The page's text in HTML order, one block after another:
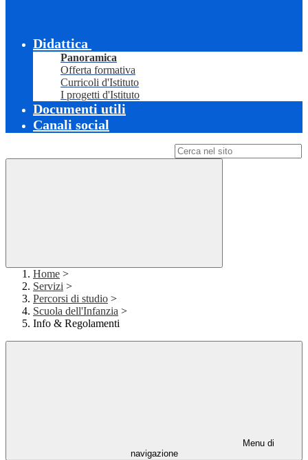
Didattica
Panoramica
Offerta formativa
Curricoli d'Istituto
I progetti d'Istituto
Documenti utili
Canali social
Home >
Servizi >
Percorsi di studio >
Scuola dell'Infanzia >
Info & Regolamenti
Menu di
navigazione